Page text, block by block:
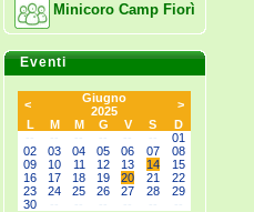
Minicoro Camp Fiorì
Eventi
<
Giugno
2025
>
L
M M G V S
D
01
02
03 04 05 06 07
08
09
10 11 12 13 14
15
16
17 18 19 20 21
22
23
24 25 26 27 28
29
30